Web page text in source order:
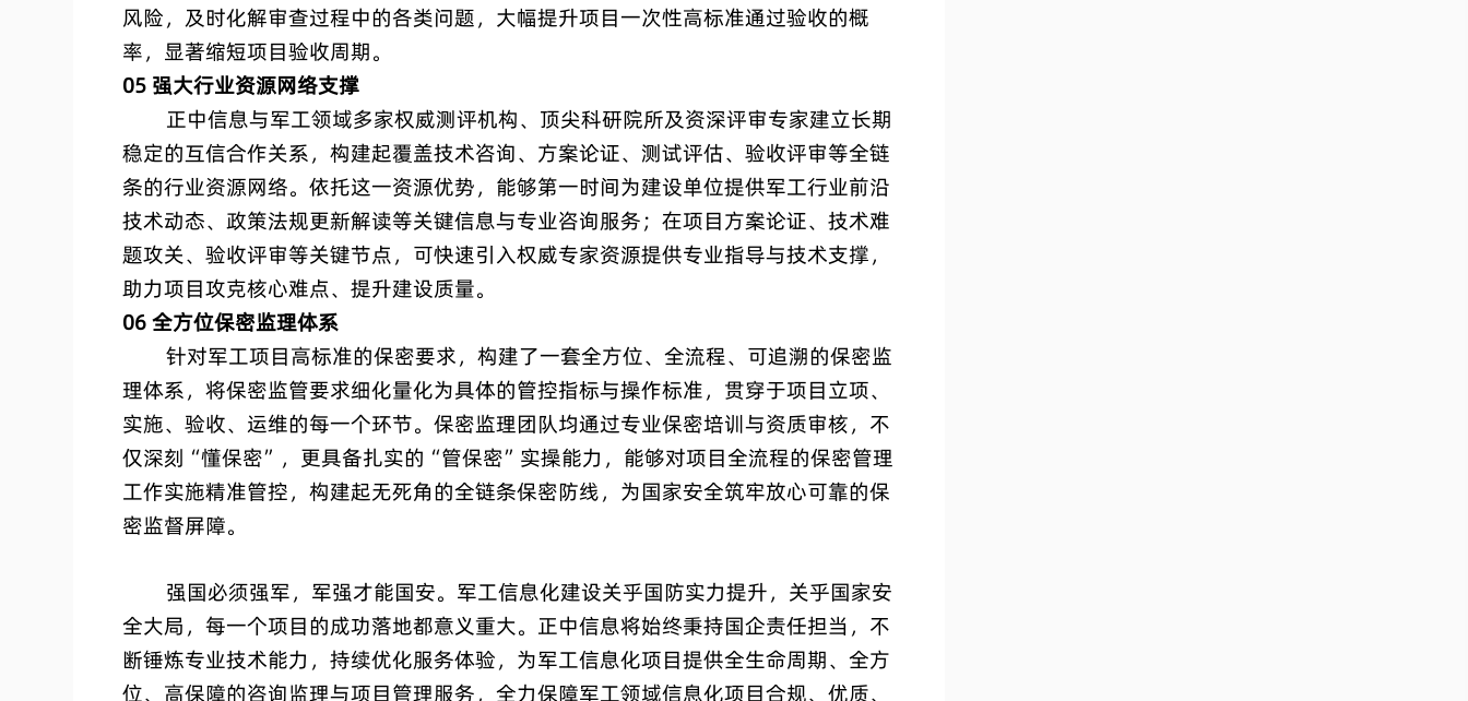
风险，及时化解审查过程中的各类问题，大幅提升项目一次性高标准通过验收的概
率，显著缩短项目验收周期。
05 强大行业资源网络支撑
正中信息与军工领域多家权威测评机构、顶尖科研院所及资深评审专家建立长期
稳定的互信合作关系，构建起覆盖技术咨询、方案论证、测试评估、验收评审等全链
条的行业资源网络。依托这一资源优势，能够第一时间为建设单位提供军工行业前沿
技术动态、政策法规更新解读等关键信息与专业咨询服务；在项目方案论证、技术难
题攻关、验收评审等关键节点，可快速引入权威专家资源提供专业指导与技术支撑，
助力项目攻克核心难点、提升建设质量。
06 全方位保密监理体系
针对军工项目高标准的保密要求，构建了一套全方位、全流程、可追溯的保密监
理体系，将保密监管要求细化量化为具体的管控指标与操作标准，贯穿于项目立项、
实施、验收、运维的每一个环节。保密监理团队均通过专业保密培训与资质审核，不
仅深刻“懂保密”，更具备扎实的“管保密”实操能力，能够对项目全流程的保密管理
工作实施精准管控，构建起无死角的全链条保密防线，为国家安全筑牢放心可靠的保
密监督屏障。
强国必须强军，军强才能国安。军工信息化建设关乎国防实力提升，关乎国家安
全大局，每一个项目的成功落地都意义重大。正中信息将始终秉持国企责任担当，不
断锤炼专业技术能力，持续优化服务体验，为军工信息化项目提供全生命周期、全方
位、高保障的咨询监理与项目管理服务，全力保障军工领域信息化项目合规、优质、